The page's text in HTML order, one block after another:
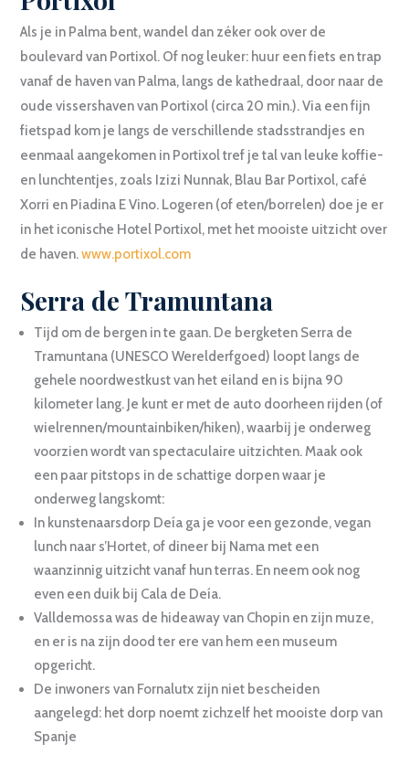
Als je in Palma bent, wandel dan zéker ook over de
boulevard van Portixol. Of nog leuker: huur een fiets en trap
vanaf de haven van Palma, langs de kathedraal, door naar de
oude vissershaven van Portixol (circa 20 min.). Via een fijn
fietspad kom je langs de verschillende stadsstrandjes en
eenmaal aangekomen in Portixol tref je tal van leuke koffie-
en lunchtentjes, zoals Izizi Nunnak, Blau Bar Portixol, café
Xorri en Piadina E Vino. Logeren (of eten/borrelen) doe je er
in het iconische Hotel Portixol, met het mooiste uitzicht over
de haven.www.portixol.com
Serra de Tramuntana
Tijd om de bergen in te gaan. De bergketen Serra de
Tramuntana (UNESCO Werelderfgoed) loopt langs de
gehele noordwestkust van het eiland en is bijna 90
kilometer lang. Je kunt er met de auto doorheen rijden (of
wielrennen/mountainbiken/hiken), waarbij je onderweg
voorzien wordt van spectaculaire uitzichten. Maak ook
een paar pitstops in de schattige dorpen waar je
onderweg langskomt:
In kunstenaarsdorp Deía ga je voor een gezonde, vegan
lunch naar s’Hortet, of dineer bij Nama met een
waanzinnig uitzicht vanaf hun terras. En neem ook nog
even een duik bij Cala de Deía.
Valldemossa was de hideaway van Chopin en zijn muze,
en er is na zijn dood ter ere van hem een museum
opgericht.
De inwoners van Fornalutx zijn niet bescheiden
aangelegd: het dorp noemt zichzelf het mooiste dorp van
Spanje